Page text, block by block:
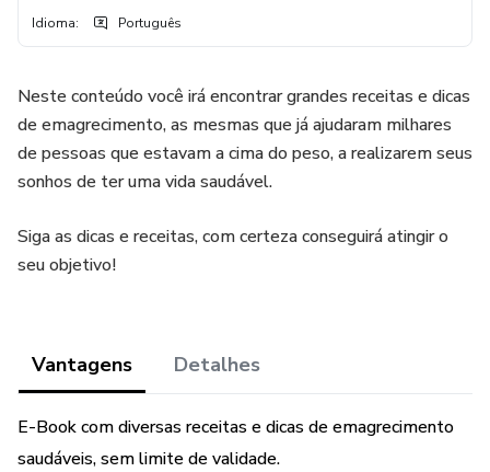
Idioma: Português
Neste conteúdo você irá encontrar grandes receitas e dicas
de emagrecimento, as mesmas que já ajudaram milhares
de pessoas que estavam a cima do peso, a realizarem seus
sonhos de ter uma vida saudável.
Siga as dicas e receitas, com certeza conseguirá atingir o
seu objetivo!
Vantagens Detalhes
E-Book com diversas receitas e dicas de emagrecimento
saudáveis, sem limite de validade.